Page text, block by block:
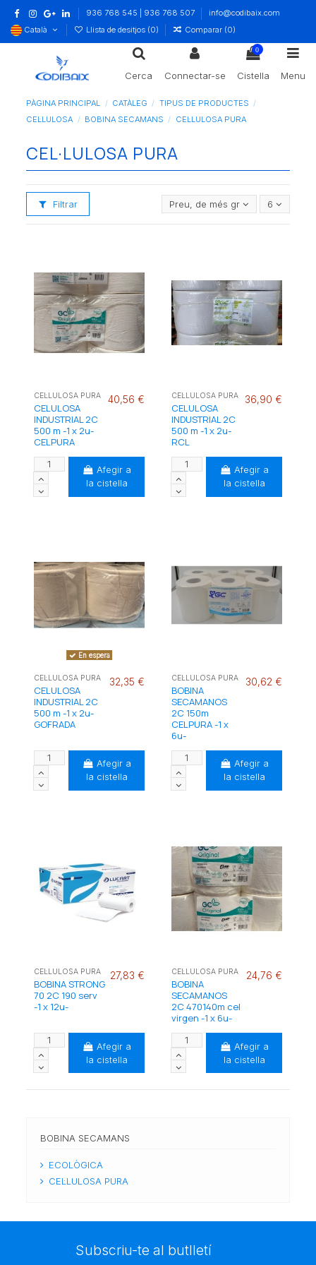
936 768 545 | 936 768 507
info@codibaix.com
Català
Llista de desitjos (0) Comparar (0)
Cerca Connectar-se
0
Cistella Menu
PÀGINA PRINCIPAL CATÀLEG
TIPUS DE PRODUCTES
CEL·LULOSA
BOBINA SECAMANS CEL·LULOSA PURA
CEL·LULOSA PURA
Filtrar Preu, de més gran a més petit
6
CEL·LULOSA PURA
CELULOSA
INDUSTRIAL 2C
500 m -1 x 2u-
CELPURA
40,56 €
Afegir a
la cistella
CEL·LULOSA PURA
CELULOSA
INDUSTRIAL 2C
500 m -1 x 2u-
RCL
36,90 €
Afegir a
la cistella
En espera
CEL·LULOSA PURA
CELULOSA
INDUSTRIAL 2C
500 m -1 x 2u-
GOFRADA
32,35 €
Afegir a
la cistella
CEL·LULOSA PURA
BOBINA
SECAMANOS
2C 150m
CELPURA -1 x
6u-
30,62 €
Afegir a
la cistella
CEL·LULOSA PURA
BOBINA STRONG
70 2C 190 serv
-1 x 12u-
27,83 €
Afegir a
la cistella
CEL·LULOSA PURA
BOBINA
SECAMANOS
2C 470140m cel
virgen -1 x 6u-
24,76 €
Afegir a
la cistella
BOBINA SECAMANS
ECOLÒGICA
CEL·LULOSA PURA
Subscriu-te al butlletí